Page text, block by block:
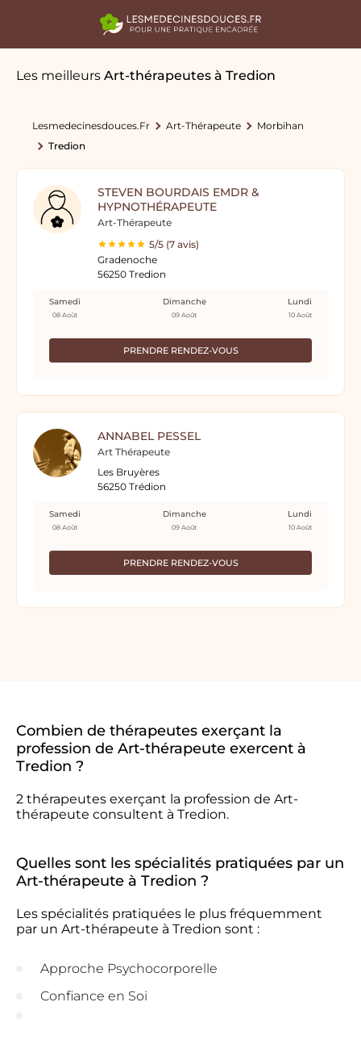
Les meilleurs Art-thérapeutes à Tredion
Lesmedecinesdouces.fr Art-Thérapeute
Morbihan
Tredion
STEVEN BOURDAIS EMDR &
HYPNOTHÉRAPEUTE
Art-Thérapeute
5/5 (7 avis)
Gradenoche
56250 Tredion
PRENDRE RENDEZ-VOUS
Samedi
08 Août
Dimanche
09 Août
Lundi
10 Août
ANNABEL PESSEL
Art Thérapeute
Les Bruyères
56250 Trédion
PRENDRE RENDEZ-VOUS
Samedi
08 Août
Dimanche
09 Août
Lundi
10 Août
Combien de thérapeutes exerçant la
profession de Art-thérapeute exercent à
Tredion ?
2 thérapeutes exerçant la profession de Art-
thérapeute consultent à Tredion.
Quelles sont les spécialités pratiquées par un
Art-thérapeute à Tredion ?
Les spécialités pratiquées le plus fréquemment
par un Art-thérapeute à Tredion sont :
Approche Psychocorporelle
Confiance en Soi